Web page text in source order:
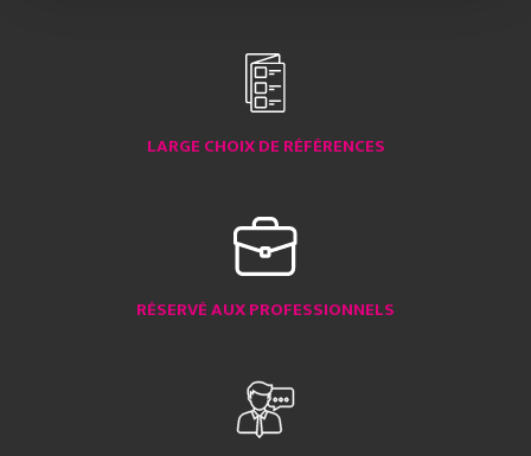
LARGE CHOIX DE RÉFÉRENCES
RÉSERVÉ AUX PROFESSIONNELS